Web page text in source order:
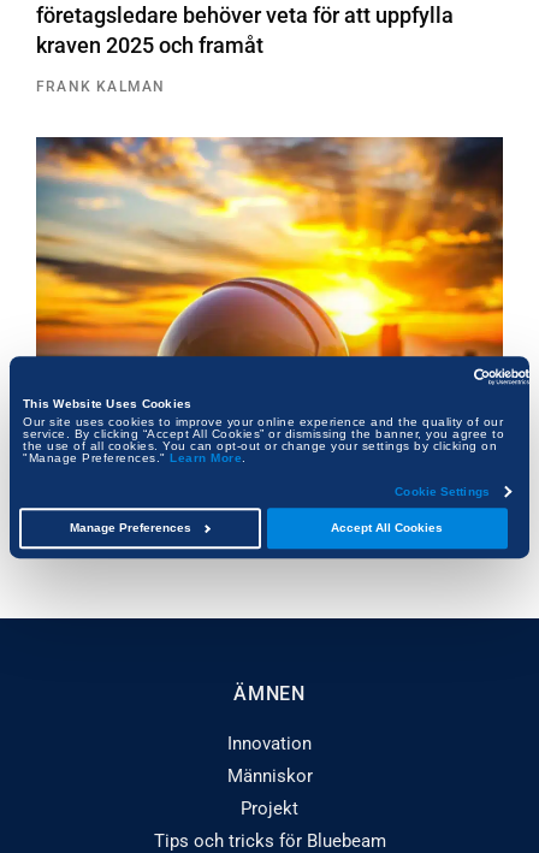
This Website Uses Cookies
Our site uses cookies to improve your online experience and the quality of our
service. By clicking “Accept All Cookies” or dismissing the banner, you agree to
the use of all cookies. You can opt-out or change your settings by clicking on
"Manage Preferences." Learn More
Cookie Settings
Accept All Cookies
Manage Preferences
företagsledare behöver veta för att uppfylla
kraven 2025 och framåt
FRANK KALMAN
Trunk Tools data till användbara insikter
JESSICA BROWN
ÄMNEN
Innovation
Människor
Projekt
Tips och tricks för Bluebeam